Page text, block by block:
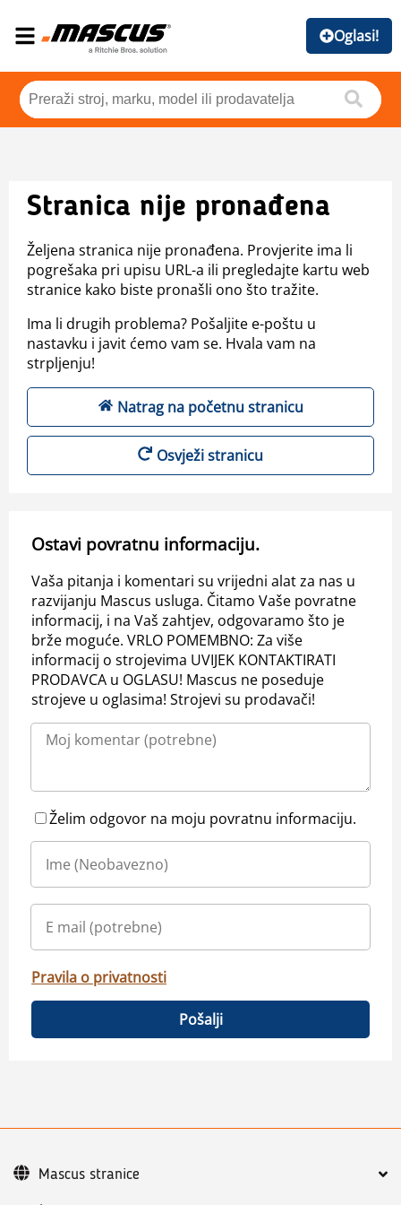
Oglasi!
Stranica nije pronađena
Željena stranica nije pronađena. Provjerite ima li
pogrešaka pri upisu URL-a ili pregledajte kartu web
stranice kako biste pronašli ono što tražite.
Ima li drugih problema? Pošaljite e-poštu u
nastavku i javit ćemo vam se. Hvala vam na
strpljenju!
Natrag na početnu stranicu
Osvježi stranicu
Ostavi povratnu informaciju.
Vaša pitanja i komentari su vrijedni alat za nas u
razvijanju Mascus usluga. Čitamo Vaše povratne
informacij, i na Vaš zahtjev, odgovaramo što je
brže moguće. VRLO POMEMBNO: Za više
informacij o strojevima UVIJEK KONTAKTIRATI
PRODAVCA u OGLASU! Mascus ne poseduje
strojeve u oglasima! Strojevi su prodavači!
Želim odgovor na moju povratnu informaciju.
Pravila o privatnosti
Pošalji
Mascus stranice